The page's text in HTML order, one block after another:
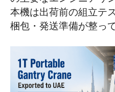
オールステンレス製
可搬式ガントリーク
無事完了しました
本機は出荷前の組立テ
梱包・発送準備が整っ